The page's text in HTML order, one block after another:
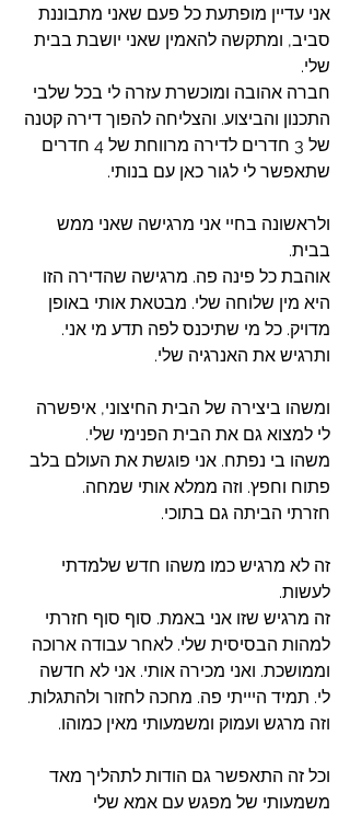
אני עדיין מופתעת כל פעם שאני מתבוננת
סביב, ומתקשה להאמין שאני יושבת בבית
שלי.
חברה אהובה ומוכשרת עזרה לי בכל שלבי
התכנון והביצוע. והצליחה להפוך דירה קטנה
של 3 חדרים לדירה מרווחת של 4 חדרים
שתאפשר לי לגור כאן עם בנותי.
ולראשונה בחיי אני מרגישה שאני ממש
בבית.
אוהבת כל פינה פה. מרגישה שהדירה הזו
היא מין שלוחה שלי. מבטאת אותי באופן
מדויק. כל מי שתיכנס לפה תדע מי אני.
ותרגיש את האנרגיה שלי.
ומשהו ביצירה של הבית החיצוני, איפשרה
לי למצוא גם את הבית הפנימי שלי.
משהו בי נפתח. אני פוגשת את העולם בלב
פתוח וחפץ. וזה ממלא אותי שמחה.
חזרתי הביתה גם בתוכי.
זה לא מרגיש כמו משהו חדש שלמדתי
לעשות.
זה מרגיש שזו אני באמת. סוף סוף חזרתי
למהות הבסיסית שלי. לאחר עבודה ארוכה
וממושכת. ואני מכירה אותי. אני לא חדשה
לי. תמיד היייתי פה. מחכה לחזור ולהתגלות.
וזה מרגש ועמוק ומשמעותי מאין כמוהו.
וכל זה התאפשר גם הודות לתהליך מאד
משמעותי של מפגש עם אמא שלי